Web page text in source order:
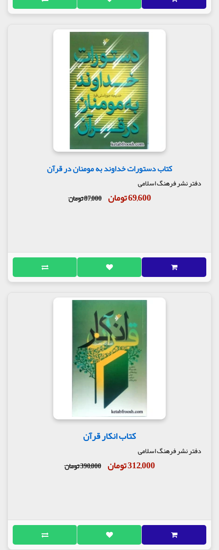
کتاب دستورات خداوند به مومنان در قرآن
دفتر نشر فرهنگ اسلامی
69,600 تومان 87,000 تومان
کتاب انکار قرآن
دفتر نشر فرهنگ اسلامی
312,000 تومان 390,000 تومان